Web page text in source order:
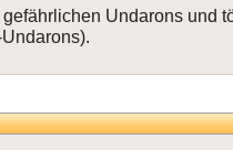
Undarons und